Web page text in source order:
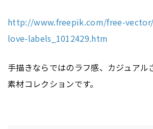
http://www.freepik.com/free-
love-labels_1012429.htm
手描きならではのラフ感、カジュアル
素材コレクションです。